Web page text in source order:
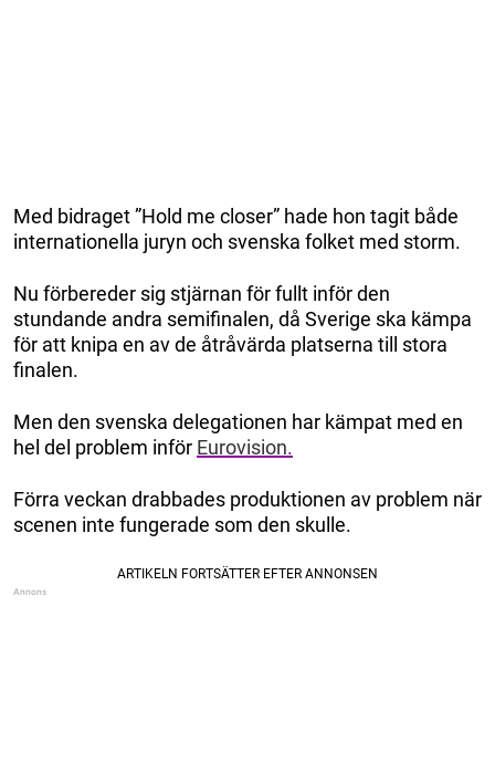
Med bidraget ”Hold me closer” hade hon tagit både
internationella juryn och svenska folket med storm.
Nu förbereder sig stjärnan för fullt inför den
stundande andra semifinalen, då Sverige ska kämpa
för att knipa en av de åtråvärda platserna till stora
finalen.
Men den svenska delegationen har kämpat med en
hel del problem inför Eurovision.
Förra veckan drabbades produktionen av problem när
scenen inte fungerade som den skulle.